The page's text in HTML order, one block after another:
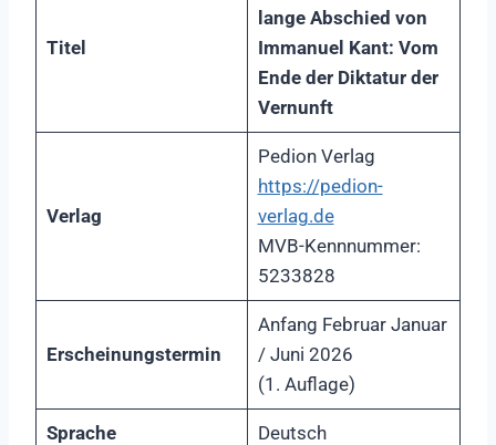
Titel
lange Abschied von
Immanuel Kant: Vom
Ende der Diktatur der
Vernunft
Verlag
Pedion Verlag
https://pedion-
verlag.de
MVB-Kennnummer:
5233828
Erscheinungstermin
Anfang Februar Januar
/ Juni 2026
(1. Auflage)
Sprache Deutsch